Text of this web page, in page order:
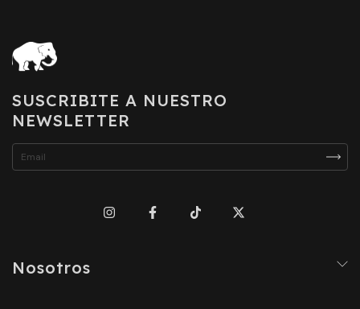
SUSCRIBITE A NUESTRO
NEWSLETTER
Nosotros